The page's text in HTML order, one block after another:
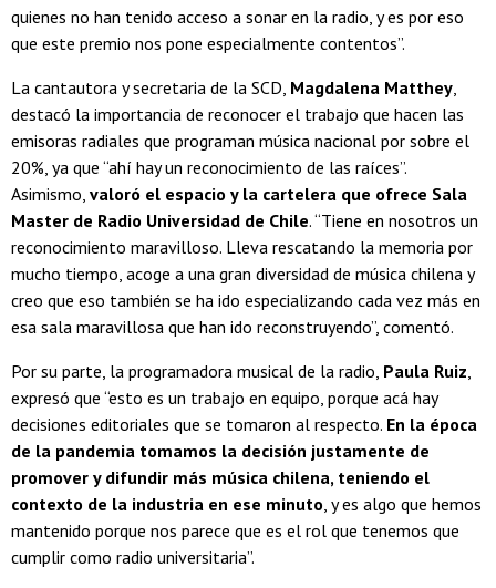
quienes no han tenido acceso a sonar en la radio, y es por eso
que este premio nos pone especialmente contentos”.
La cantautora y secretaria de la SCD, Magdalena Matthey
destacó la importancia de reconocer el trabajo que hacen las
emisoras radiales que programan música nacional por sobre el
20%, ya que “ahí hay un reconocimiento de las raíces”.
Asimismo, valoró el espacio y la cartelera que ofrece Sala
Master de Radio Universidad de Chile. “Tiene en nosotros un
reconocimiento maravilloso. Lleva rescatando la memoria por
mucho tiempo, acoge a una gran diversidad de música chilena y
creo que eso también se ha ido especializando cada vez más en
esa sala maravillosa que han ido reconstruyendo”, comentó.
Por su parte, la programadora musical de la radio, Paula Ruiz
expresó que “esto es un trabajo en equipo, porque acá hay
decisiones editoriales que se tomaron al respecto. En la época
de la pandemia tomamos la decisión justamente de
promover y difundir más música chilena, teniendo el
contexto de la industria en ese minuto , y es algo que hemos
mantenido porque nos parece que es el rol que tenemos que
cumplir como radio universitaria”.